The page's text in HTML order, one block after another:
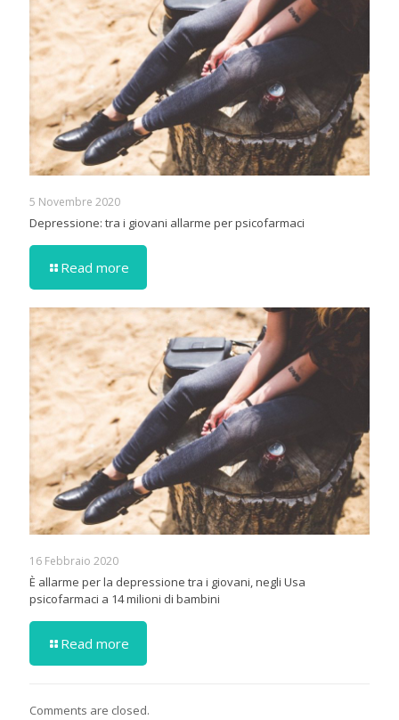
5 Novembre 2020
Depressione: tra i giovani allarme per psicofarmaci
Read more
16 Febbraio 2020
È allarme per la depressione tra i giovani, negli Usa
psicofarmaci a 14 milioni di bambini
Read more
Comments are closed.